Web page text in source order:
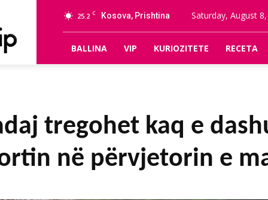
25.2 C Kosova, Prishtina Saturday, August
BALLINA VIP KURIOZITETE RECETA
tregohet kaq e
në përvjetorin e